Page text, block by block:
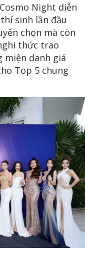
Night diễn
sinh lần đầu
chọn mà còn
thức trao
miện danh giá
Top 5 chung